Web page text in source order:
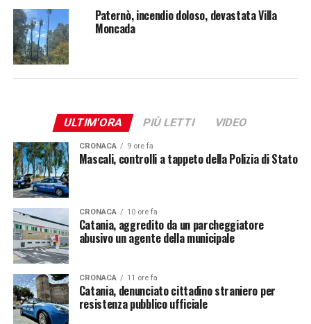
Paternò, incendio doloso, devastata Villa
Moncada
ULTIM'ORA PIÙ LETTI VIDEO
CRONACA 9 ore fa
Mascali, controlli a tappeto della Polizia di Stato
CRONACA 10 ore fa
Catania, aggredito da un parcheggiatore
abusivo un agente della municipale
CRONACA 11 ore fa
Catania, denunciato cittadino straniero per
resistenza pubblico ufficiale